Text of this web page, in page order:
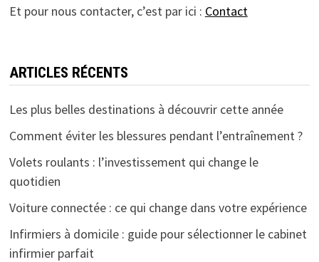
Et pour nous contacter, c’est par ici : Contact
ARTICLES RÉCENTS
Les plus belles destinations à découvrir cette année
Comment éviter les blessures pendant l’entraînement ?
Volets roulants : l’investissement qui change le
quotidien
Voiture connectée : ce qui change dans votre expérience
Infirmiers à domicile : guide pour sélectionner le cabinet
infirmier parfait